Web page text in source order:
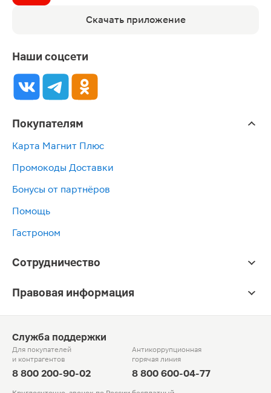
Скачать приложение
Наши соцсети
Покупателям
Карта Магнит Плюс
Промокоды Доставки
Бонусы от партнёров
Помощь
Гастроном
Сотрудничество
Правовая информация
Служба поддержки
Для покупателей
и контрагентов
8 800 200-90-02
Антикоррупционная
горячая линия
8 800 600-04-77